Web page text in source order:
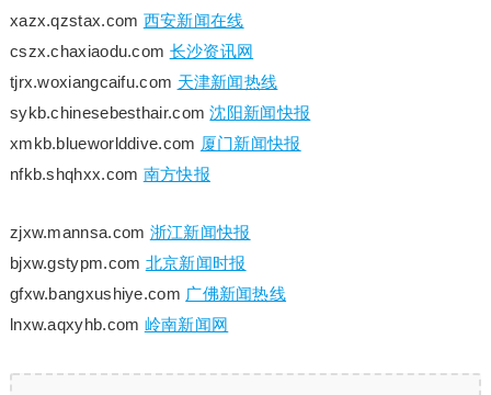
xazx.qzstax.com 西安新闻在线
cszx.chaxiaodu.com 长沙资讯网
tjrx.woxiangcaifu.com 天津新闻热线
sykb.chinesebesthair.com沈阳新闻快报
xmkb.blueworlddive.com 厦门新闻快报
nfkb.shqhxx.com 南方快报
zjxw.mannsa.com 浙江新闻快报
bjxw.gstypm.com 北京新闻时报
gfxw.bangxushiye.com 广佛新闻热线
lnxw.aqxyhb.com 岭南新闻网